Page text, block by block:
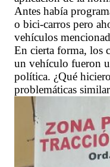
Antes había
o bici-carros pero
vehículos
En cierta forma, los
un vehículo fueron
política. ¿Qué
problemáticas